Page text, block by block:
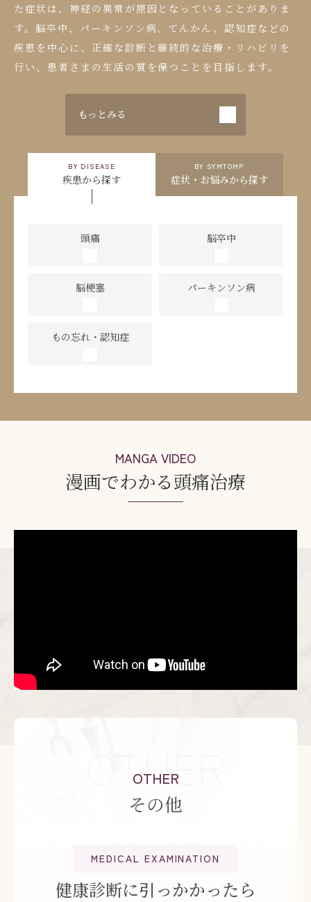
た症状は、神経の異常が原因となっていることがありま
す。脳卒中、パーキンソン病、てんかん、認知症などの
疾患を中心に、正確な診断と継続的な治療・リハビリを
行い、患者さまの生活の質を保つことを目指します。
もっとみる
BY DISEASE
疾患から探す
BY SYMTOMP
症状・お悩みから探す
頭痛 脳卒中
脳梗塞 パーキンソン病
もの忘れ・認知症
MANGA VIDEO
漫画でわかる頭痛治療
OTHER
OTHER
その他
MEDICAL EXAMINATION
健康診断に引っかかったら